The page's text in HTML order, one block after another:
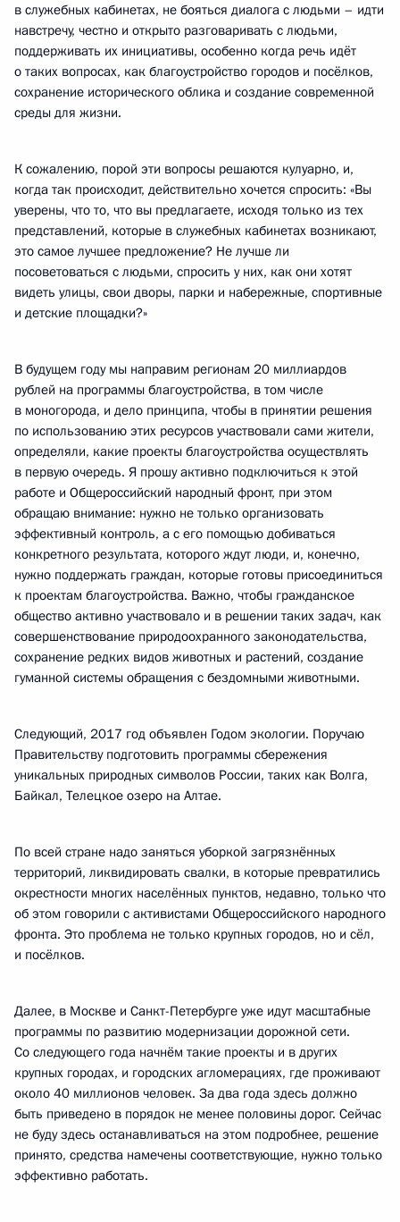
в служебных кабинетах, не бояться диалога с людьми – идти
навстречу, честно и открыто разговаривать с людьми,
поддерживать их инициативы, особенно когда речь идёт
о таких вопросах, как благоустройство городов и посёлков,
сохранение исторического облика и создание современной
среды для жизни.
К сожалению, порой эти вопросы решаются кулуарно, и,
когда так происходит, действительно хочется спросить: «Вы
уверены, что то, что вы предлагаете, исходя только из тех
представлений, которые в служебных кабинетах возникают,
это самое лучшее предложение? Не лучше ли
посоветоваться с людьми, спросить у них, как они хотят
видеть улицы, свои дворы, парки и набережные, спортивные
и детские площадки?»
В будущем году мы направим регионам 20 миллиардов
рублей на программы благоустройства, в том числе
в моногорода, и дело принципа, чтобы в принятии решения
по использованию этих ресурсов участвовали сами жители,
определяли, какие проекты благоустройства осуществлять
в первую очередь. Я прошу активно подключиться к этой
работе и Общероссийский народный фронт, при этом
обращаю внимание: нужно не только организовать
эффективный контроль, а с его помощью добиваться
конкретного результата, которого ждут люди, и, конечно,
нужно поддержать граждан, которые готовы присоединиться
к проектам благоустройства. Важно, чтобы гражданское
общество активно участвовало и в решении таких задач, как
совершенствование природоохранного законодательства,
сохранение редких видов животных и растений, создание
гуманной системы обращения с бездомными животными.
Следующий, 2017 год объявлен Годом экологии. Поручаю
Правительству подготовить программы сбережения
уникальных природных символов России, таких как Волга,
Байкал, Телецкое озеро на Алтае.
По всей стране надо заняться уборкой загрязнённых
территорий, ликвидировать свалки, в которые превратились
окрестности многих населённых пунктов, недавно, только что
об этом говорили с активистами Общероссийского народного
фронта. Это проблема не только крупных городов, но и сёл,
и посёлков.
Далее, в Москве и Санкт-Петербурге уже идут масштабные
программы по развитию модернизации дорожной сети.
Со следующего года начнём такие проекты и в других
крупных городах, и городских агломерациях, где проживают
около 40 миллионов человек. За два года здесь должно
быть приведено в порядок не менее половины дорог. Сейчас
не буду здесь останавливаться на этом подробнее, решение
принято, средства намечены соответствующие, нужно только
эффективно работать.